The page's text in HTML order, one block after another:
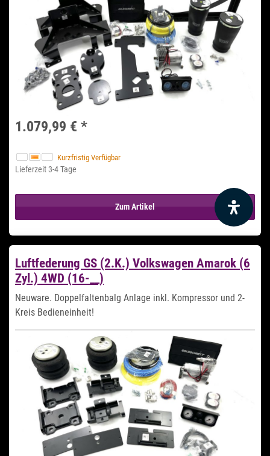
1.079,99 € *
Kurzfristig Verfügbar
Lieferzeit 3-4 Tage
Zum Artikel
Luftfederung GS (2.K.) Volkswagen Amarok (6
Zyl.) 4WD (16-__)
Neuware. Doppelfaltenbalg Anlage inkl. Kompressor und 2-
Kreis Bedieneinheit!